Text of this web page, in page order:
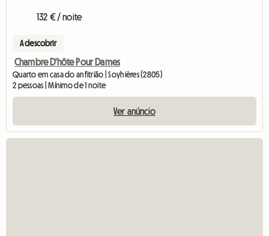
132 € / noite
A descobrir
Chambre D'hôte Pour Dames
Quarto em casa do anfitrião | Soyhières (2805)
2 pessoas | Mínimo de 1 noite
Ver anúncio